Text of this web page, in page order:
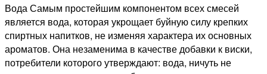
Вода Самым простейшим компонентом всех смесей
является вода, которая укрощает буйную силу крепких
спиртных напитков, не изменяя характера их основных
ароматов. Она незаменима в качестве добавки к виски,
потребители которого утверждают: вода, ничуть не